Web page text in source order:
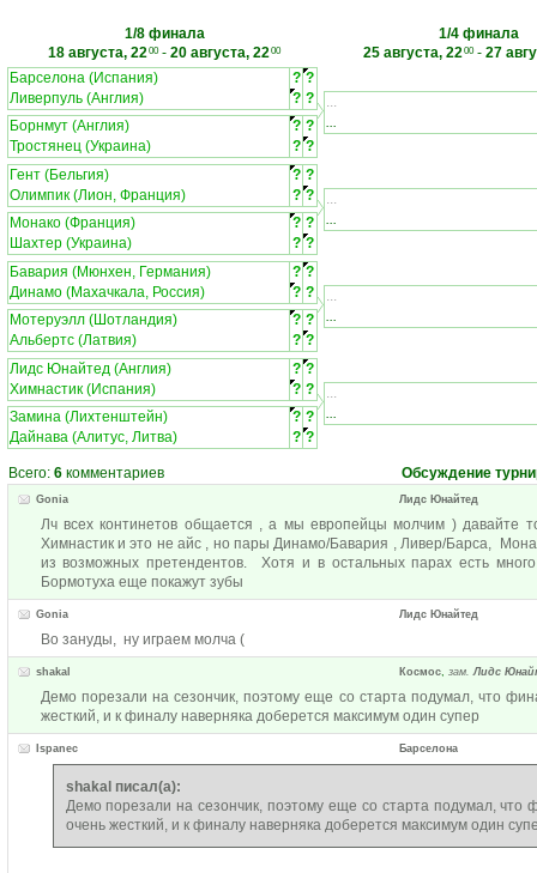
1/8 финала
18 августа, 2200- 20 августа, 2200
1/4 финала
25 августа, 2200- 27
Барселона (Испания)
? ?
Ливерпуль (Англия)
? ?
Борнмут (Англия)
? ?
Тростянец (Украина)
? ?
...
...
Гент (Бельгия) ? ?
Олимпик (Лион, Франция)
? ?
Монако (Франция)
? ?
Шахтер (Украина)
? ?
...
...
Бавария (Мюнхен, Германия) ? ?
Динамо (Махачкала, Россия)
? ?
Мотеруэлл (Шотландия)
? ?
Альбертс (Латвия)
? ?
...
...
Лидс Юнайтед (Англия) ? ?
Химнастик (Испания)
? ?
Замина (Лихтенштейн)
? ?
Дайнава (Алитус, Литва)
? ?
...
...
Всего: 6 комментариев Обсуждение
Gonia Лидс Юнайтед
Лч всех континетов общается , а мы европейцы молчим ) давайте
Химнастик и это не айс , но пары Динамо/Бавария , Ливер/Барса,
из возможных претендентов. Хотя и в остальных парах есть
Бормотуха еще покажут зубы
Gonia Лидс Юнайтед
Во зануды, ну играем молча (
shakal Космос, зам.Лидс
Демо порезали на сезончик, поэтому еще со старта подумал, что
жесткий, и к финалу наверняка доберется максимум один супер
Ispanec Барселона
shakal писал(а):
Демо порезали на сезончик, поэтому еще со старта подумал,
очень жесткий, и к финалу наверняка доберется максимум один